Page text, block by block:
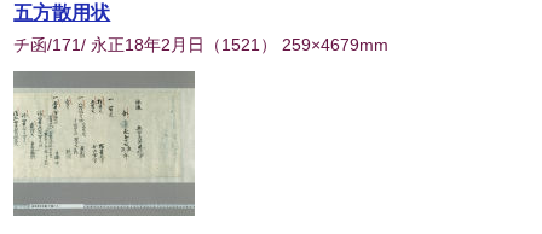
五方散用状
チ函/171/ 永正18年2月日 （1521 ） 259×4679mm